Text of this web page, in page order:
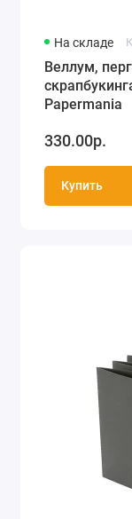
На складе
Веллум,
Papermania
330.00р.
Купить